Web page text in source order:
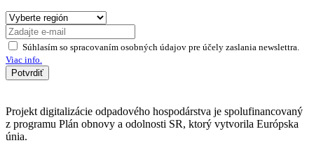
Súhlasím so spracovaním osobných údajov pre účely zaslania newslettra.
Viac info.
Potvrdiť
Projekt digitalizácie odpadového hospodárstva je spolufinancovaný
z programu Plán obnovy a odolnosti SR, ktorý vytvorila Európska
únia.